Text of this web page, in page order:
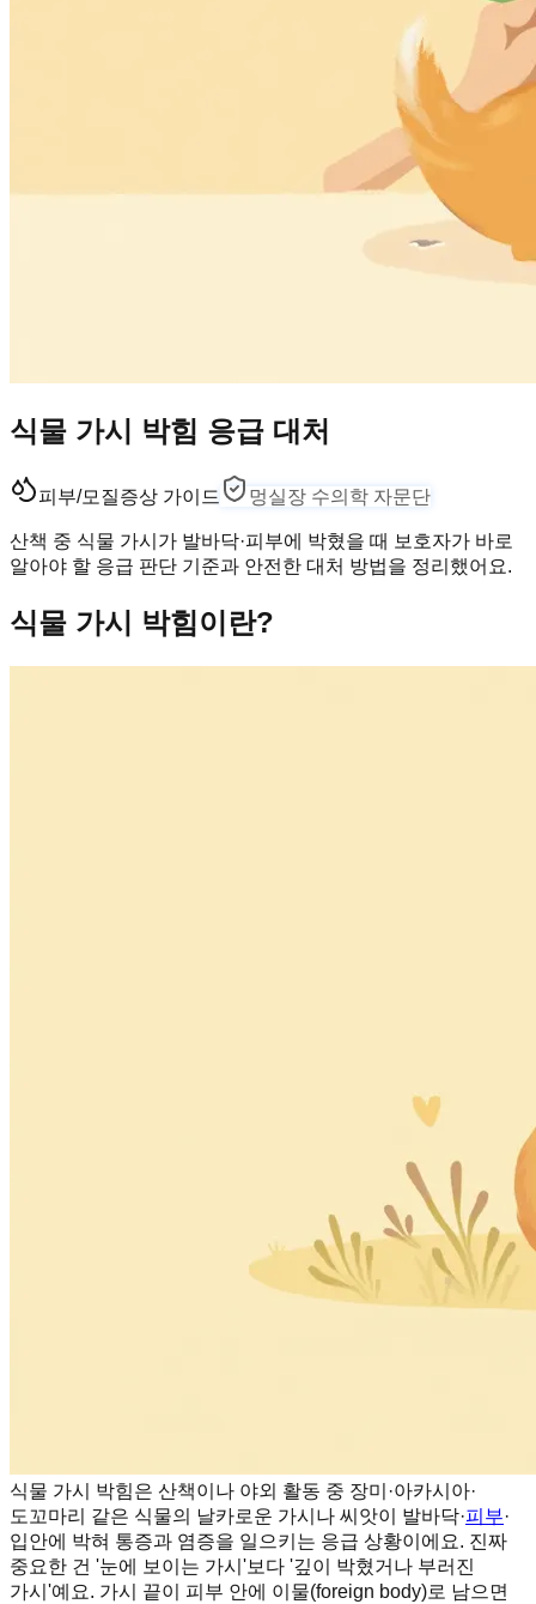
식물 가시 박힘 응급 대처
피부/모질증상 가이드 멍실장 수의학 자문단
산책 중 식물 가시가 발바닥·피부에 박혔을 때 보호자가 바로
알아야 할 응급 판단 기준과 안전한 대처 방법을 정리했어요.
식물 가시 박힘이란?
식물 가시 박힘은 산책이나 야외 활동 중 장미·아카시아·
도꼬마리 같은 식물의 날카로운 가시나 씨앗이 발바닥·피부·
입안에 박혀 통증과 염증을 일으키는 응급 상황이에요. 진짜
중요한 건 '눈에 보이는 가시'보다 '깊이 박혔거나 부러진
가시'예요. 가시 끝이 피부 안에 이물(foreign body)로 남으면